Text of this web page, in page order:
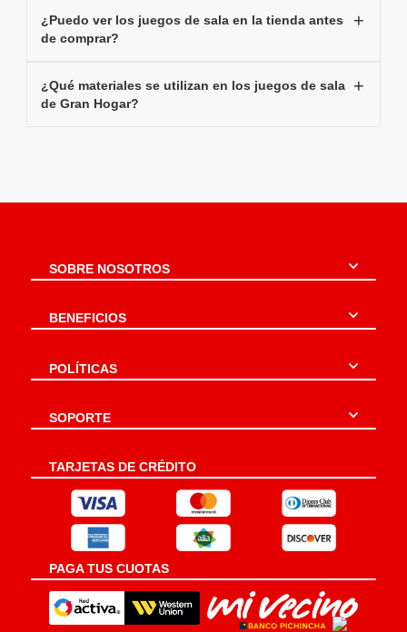
¿Puedo ver los juegos de sala en la tienda antes
de comprar?
¿Qué materiales se utilizan en los juegos de sala
de Gran Hogar?
SOBRE NOSOTROS
BENEFICIOS
POLÍTICAS
SOPORTE
TARJETAS DE CRÉDITO
PAGA TUS CUOTAS